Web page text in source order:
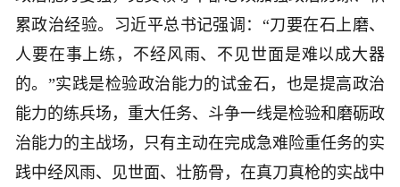
累政治经验。习近平总书记强调：“刀要在石上磨、
人要在事上练，不经风雨、不见世面是难以成大器
的。”实践是检验政治能力的试金石，也是提高政治
能力的练兵场，重大任务、斗争一线是检验和磨砺政
治能力的主战场，只有主动在完成急难险重任务的实
践中经风雨、见世面、壮筋骨，在真刀真枪的实战中